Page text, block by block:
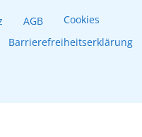
AGB
Cookies
Barrierefreiheitserklärung